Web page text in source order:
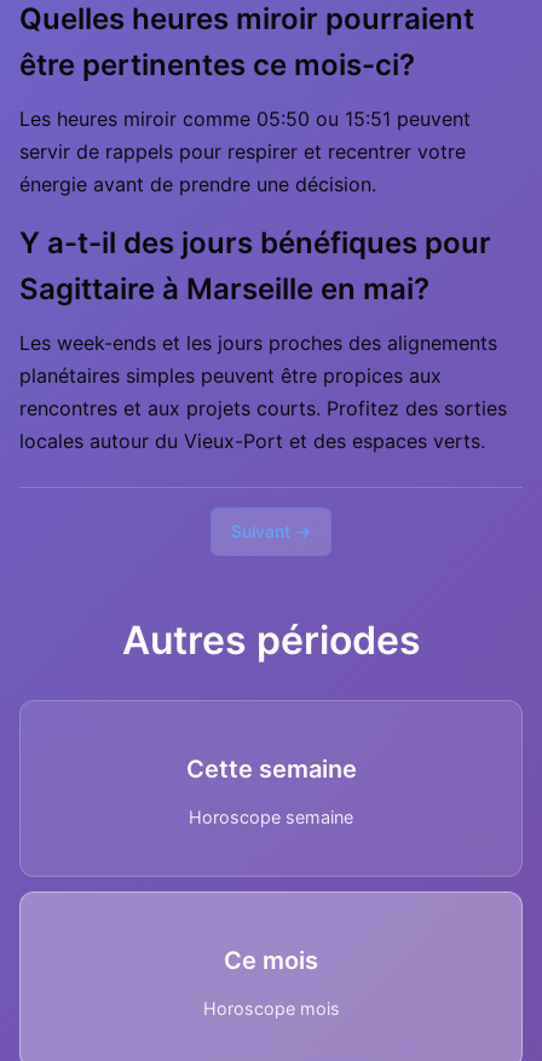
Quelles heures miroir pourraient
être pertinentes ce mois-ci?
Les heures miroir comme 05:50 ou 15:51 peuvent
servir de rappels pour respirer et recentrer votre
énergie avant de prendre une décision.
Y a-t-il des jours bénéfiques pour
Sagittaire à Marseille en mai?
Les week-ends et les jours proches des alignements
planétaires simples peuvent être propices aux
rencontres et aux projets courts. Profitez des sorties
locales autour du Vieux-Port et des espaces verts.
Suivant →
Autres périodes
Cette semaine
Horoscope semaine
Ce mois
Horoscope mois